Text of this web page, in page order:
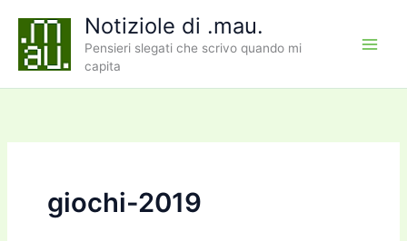
contenuto
Notiziole di .mau.
Pensieri slegati che scrivo quando mi
capita
giochi-2019